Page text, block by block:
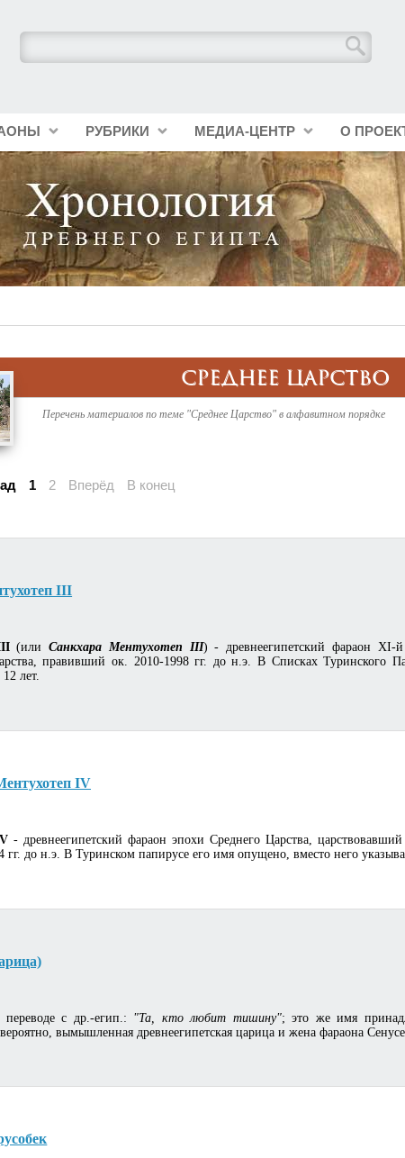
РУБРИКИ МЕДИА-ЦЕНТР О
СРЕДНЕЕ ЦАРСТВО
Перечень материалов по теме "Среднее Царство" в алфавитном порядке
1 2 Вперёд В конец
III
(илиСанкхара Ментухотеп III) - древнеегипетский фараон XI-
правивший ок. 2010-1998 гг. до н.э. В Списках Туринского
лет.
IV
- древнеегипетский фараон эпохи Среднего Царства,
гг. до н.э. В Туринском папирусе его имя опущено, вместо него
переводе с др.-егип.: "Та, кто любит тишину"; это же имя
вымышленная древнеегипетская царица и жена фараона